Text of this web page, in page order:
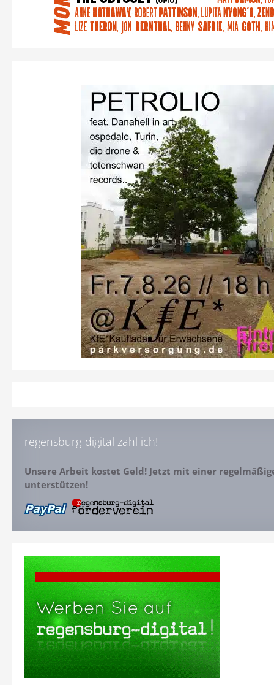
regensburg-digital zahl ich!
Unsere Arbeit kostet Geld! Jetzt mit einer
unterstützen!